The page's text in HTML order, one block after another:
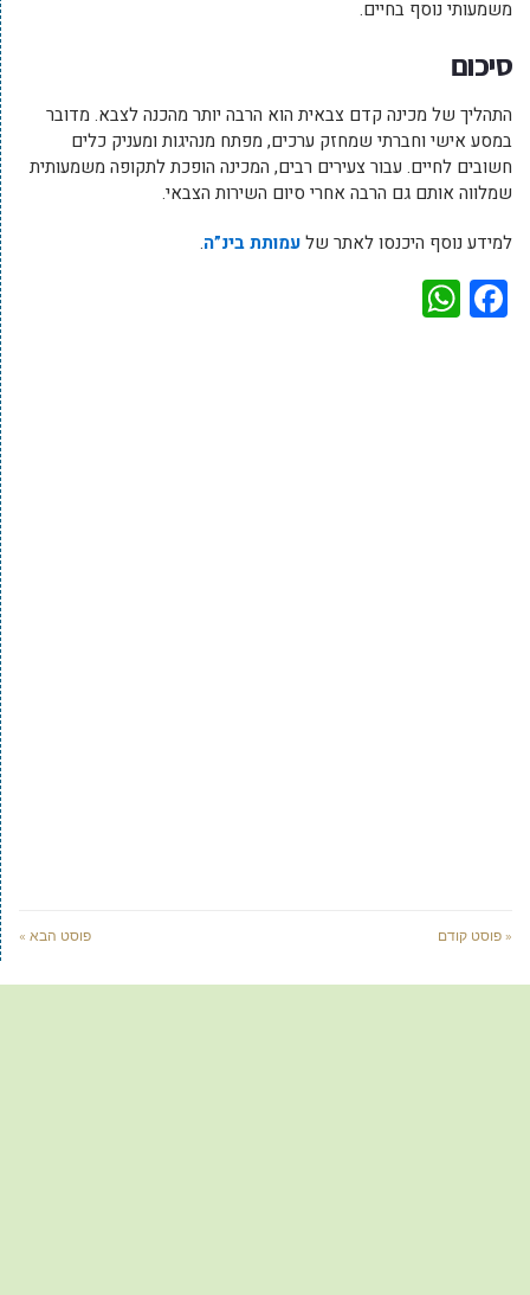
משמעותי נוסף בחיים.
סיכום
התהליך של מכינה קדם צבאית הוא הרבה יותר מהכנה לצבא. מדובר
במסע אישי וחברתי שמחזק ערכים, מפתח מנהיגות ומעניק כלים
חשובים לחיים. עבור צעירים רבים, המכינה הופכת לתקופה משמעותית
שמלווה אותם גם הרבה אחרי סיום השירות הצבאי.
למידע נוסף היכנסו לאתר שלעמותת בינ”ה.
Facebook
« פוסט קודם פוסט הבא »